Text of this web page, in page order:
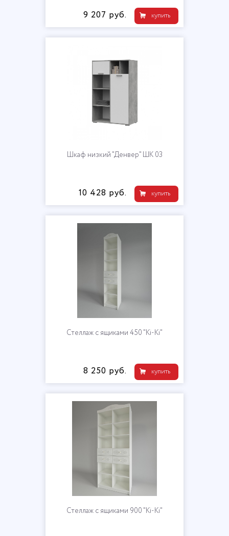
купить
9 207 руб.
Шкаф низкий "Денвер" ШК 03
купить
10 428 руб.
Стеллаж с ящиками 450 "Ki-Ki"
купить
8 250 руб.
Стеллаж с ящиками 900 "Ki-Ki"